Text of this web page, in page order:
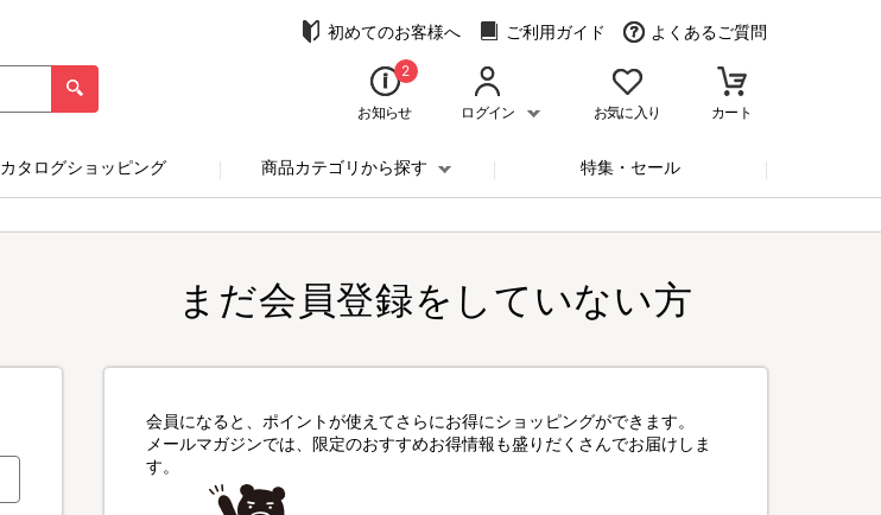
初めてのお客様へ ご利用ガイド よくあるご質問
2
お知らせ ログイン お気に入り カート
カタログショッピング 商品カテゴリから探す 特集・セール
まだ会員登録をしていない方
会員になると、ポイントが使えてさらにお得にショッピングができます。
メールマガジンでは、限定のおすすめお得情報も盛りだくさんでお届けしま
す。